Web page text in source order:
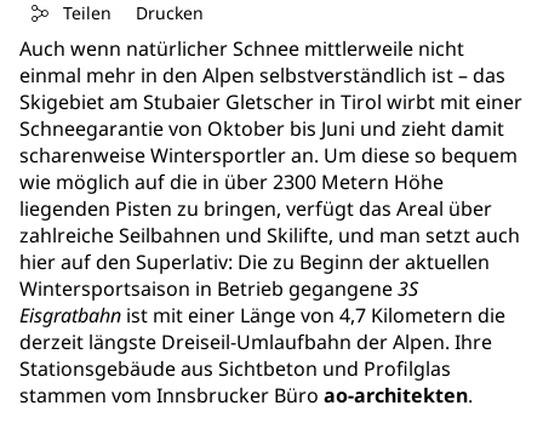
Teilen Drucken
Auch wenn natürlicher Schnee mittlerweile nicht
einmal mehr in den Alpen selbstverständlich ist – das
Skigebiet am Stubaier Gletscher in Tirol wirbt mit einer
Schneegarantie von Oktober bis Juni und zieht damit
scharenweise Wintersportler an. Um diese so bequem
wie möglich auf die in über 2300 Metern Höhe
liegenden Pisten zu bringen, verfügt das Areal über
zahlreiche Seilbahnen und Skilifte, und man setzt auch
hier auf den Superlativ: Die zu Beginn der aktuellen
Wintersportsaison in Betrieb gegangene3S
Eisgratbahn ist mit einer Länge von 4,7 Kilometern die
derzeit längste Dreiseil-Umlaufbahn der Alpen. Ihre
Stationsgebäude aus Sichtbeton und Profilglas
stammen vom Innsbrucker Büro ao-architekten.